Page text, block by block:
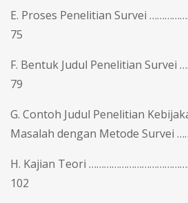
E. Proses Penelitian Survei
75
F. Bentuk Judul Penelitian
79
G. Contoh Judul Penelitian
Masalah dengan Metode Survei
H. Kajian Teori
102